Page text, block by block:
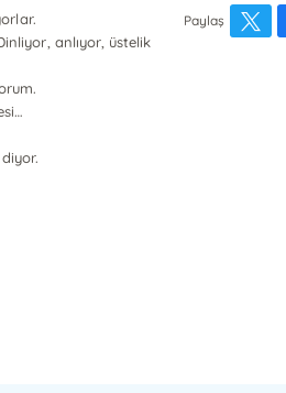
anlıyor, üstelik
Paylaş